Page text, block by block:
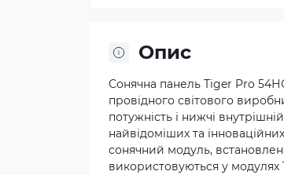
Опис
Сонячна панель Tiger Pro
провідного світового
потужність і нижчі
найвідоміших та
сонячний модуль,
використовуються у